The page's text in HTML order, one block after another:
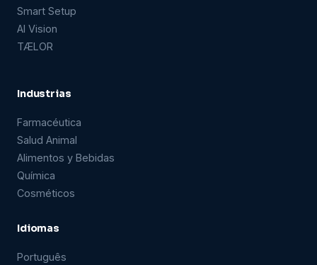
Smart Setup
AI Vision
TÆLOR
Industrias
Farmacéutica
Salud Animal
Alimentos y Bebidas
Química
Cosméticos
Idiomas
Português